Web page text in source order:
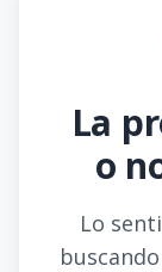
La
o
Lo